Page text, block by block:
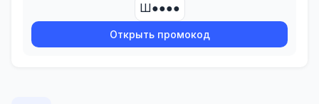
Ш●●●●
Открыть промокод